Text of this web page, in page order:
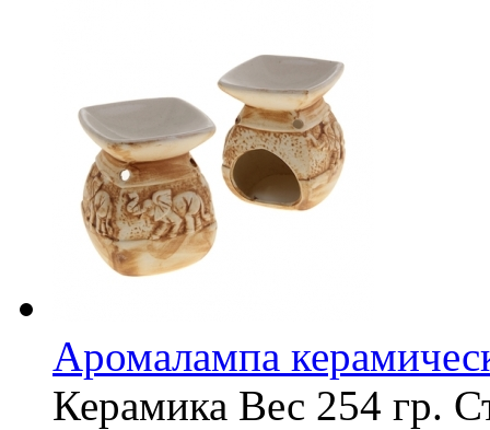
Аромалампа
Керамика Вес 254 гр.